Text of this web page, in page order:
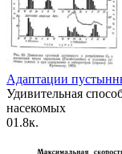
Адаптации
Удивительная
насекомых
01.8к.